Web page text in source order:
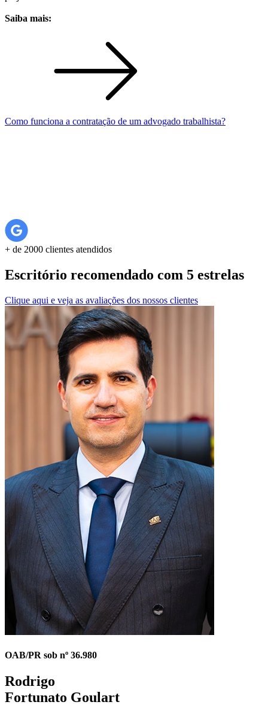
Saiba mais:
Como funciona a contratação de um advogado trabalhista?
+ de 2000 clientes atendidos
Escritório recomendado com 5 estrelas
Clique aqui e veja as avaliações dos nossos clientes
OAB/PR sob nº 36.980
Rodrigo
Fortunato Goulart